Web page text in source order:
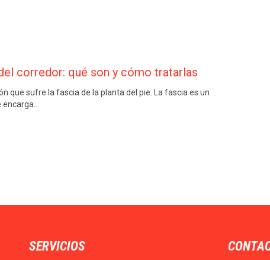
corredor: qué son y cómo tratarlas
que sufre la fascia de la planta del pie. La fascia es un
SERVICIOS